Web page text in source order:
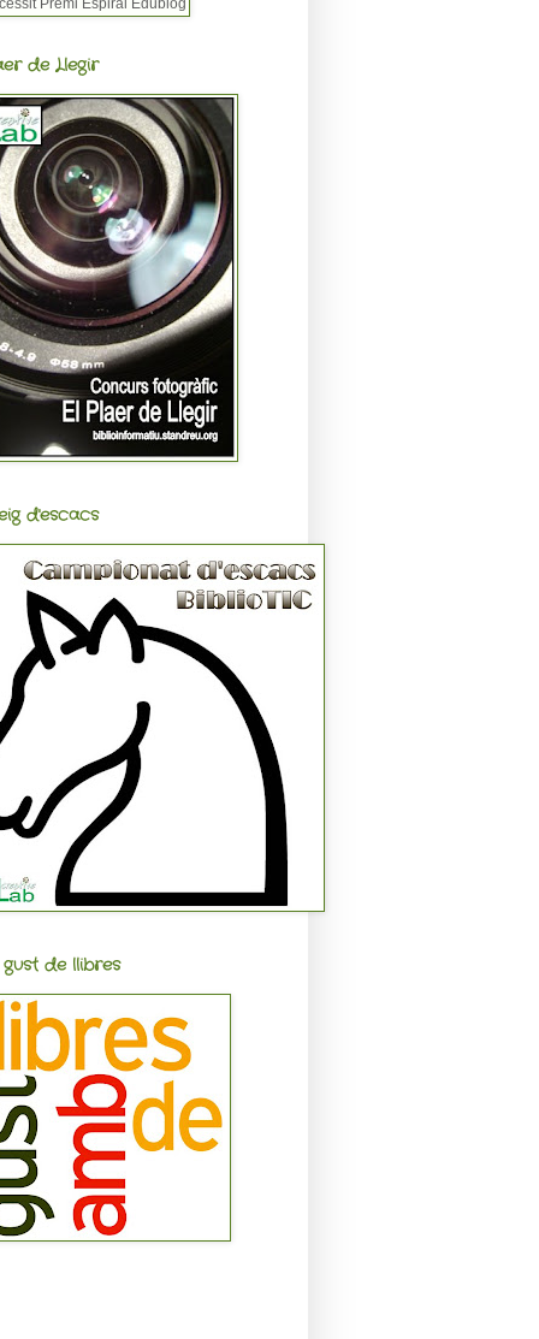
de Llegir
d'escacs
de llibres